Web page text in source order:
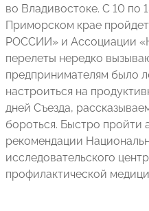
во Владивостоке. С 10 по
Приморском крае
РОССИИ» и Ассоциации
перелеты нередко
предпринимателям было
настроиться на
дней Съезда,
бороться. Быстро пройти
рекомендации
исследовательского
профилактической